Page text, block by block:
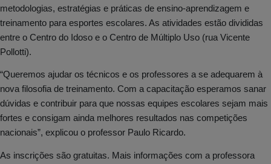
metodologias, estratégias e práticas de ensino-aprendizagem e
treinamento para esportes escolares. As atividades estão divididas
entre o Centro do Idoso e o Centro de Múltiplo Uso (rua Vicente
Pollotti).
“Queremos ajudar os técnicos e os professores a se adequarem à
nova filosofia de treinamento. Com a capacitação esperamos sanar
dúvidas e contribuir para que nossas equipes escolares sejam mais
fortes e consigam ainda melhores resultados nas competições
nacionais”, explicou o professor Paulo Ricardo.
As inscrições são gratuitas. Mais informações com a professora